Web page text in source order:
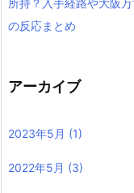
所持？入手経路や大阪
の反応まとめ
アーカイブ
2023年5月 (1)
2022年5月 (3)